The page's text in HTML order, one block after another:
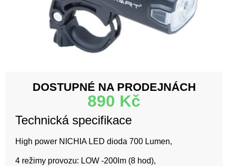
DOSTUPNÉ NA PRODEJNÁCH
890 Kč
Technická specifikace
High power NICHIA LED dioda 700 Lumen,
4 režimy provozu: LOW -200lm (8 hod),